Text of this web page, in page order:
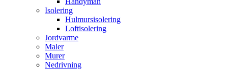
Isolering
Hulmursisolering
Loftisolering
Jordvarme
Maler
Murer
Nedrivning